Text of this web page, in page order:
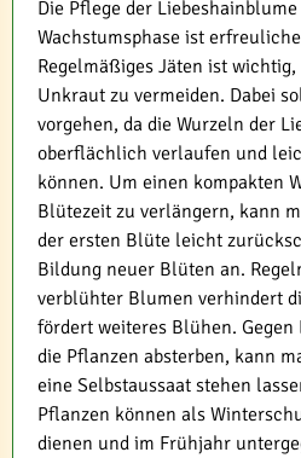
Die Pflege der
Wachstumsphase ist
Regelmäßiges Jäten ist
Unkraut zu vermeiden. Dabei
vorgehen, da die Wurzeln der
oberflächlich verlaufen und
können. Um einen kompakten
Blütezeit zu verlängern, kann
der ersten Blüte leicht
Bildung neuer Blüten an.
verblühter Blumen verhindert
fördert weiteres Blühen. Gegen
die Pflanzen absterben, kann
eine Selbstaussaat stehen
Pflanzen können als
dienen und im Frühjahr